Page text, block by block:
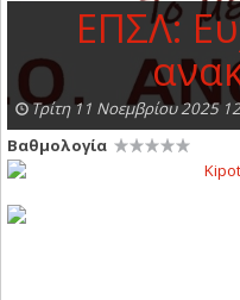
ΕΠΣΛ:
Τρίτη 11 Νοεμβρίου 2025
Βαθμολογία